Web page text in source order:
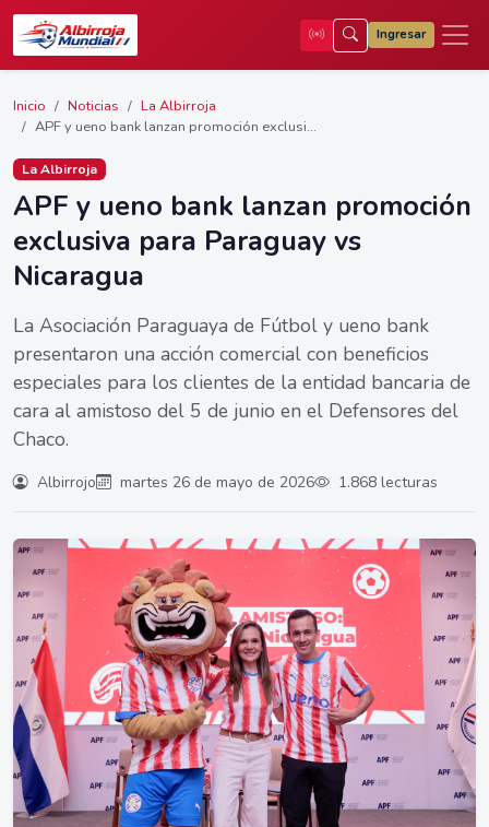
Ingresar
Inicio Noticias
La Albirroja
APF y ueno bank lanzan promoción exclusi...
La Albirroja
APF y ueno bank lanzan promoción
exclusiva para Paraguay vs
Nicaragua
La Asociación Paraguaya de Fútbol y ueno bank
presentaron una acción comercial con beneficios
especiales para los clientes de la entidad bancaria de
cara al amistoso del 5 de junio en el Defensores del
Chaco.
Albirrojo martes 26 de mayo de 2026 1.868 lecturas